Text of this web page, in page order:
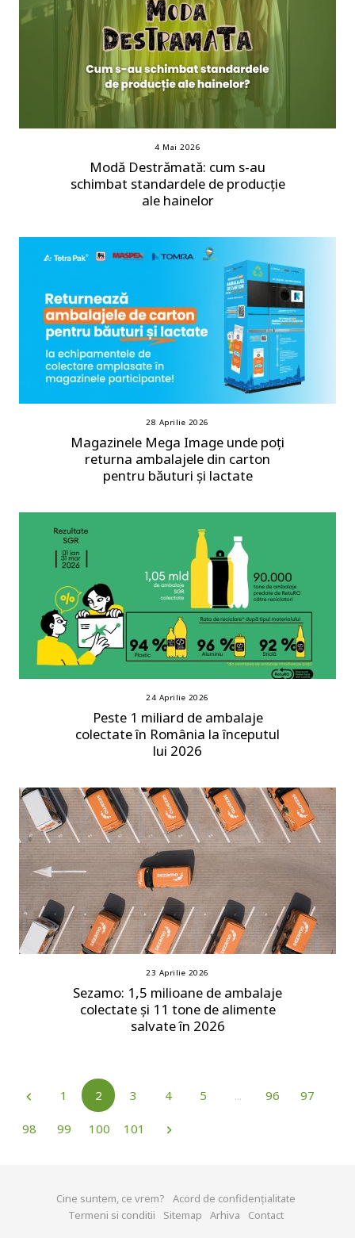
4 Mai 2026
Modă Destrămată: cum s-au
schimbat standardele de producție
ale hainelor
28 Aprilie 2026
Magazinele Mega Image unde poți
returna ambalajele din carton
pentru băuturi și lactate
24 Aprilie 2026
Peste 1 miliard de ambalaje
colectate în România la începutul
lui 2026
23 Aprilie 2026
Sezamo: 1,5 milioane de ambalaje
colectate și 11 tone de alimente
salvate în 2026
1 2 3 4 5 ... 96 97
98 99 100 101
Cine suntem, ce vrem?
Acord de confidențialitate
Termeni si conditii
Sitemap Arhiva Contact